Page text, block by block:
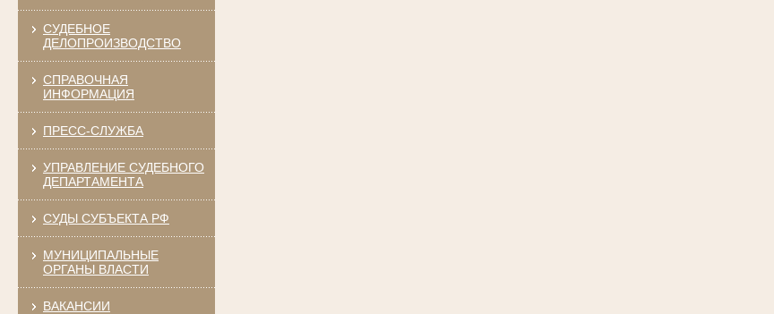
СУДЕБНОЕ
ДЕЛОПРОИЗВОДСТВО
СПРАВОЧНАЯ
ИНФОРМАЦИЯ
ПРЕСС-СЛУЖБА
УПРАВЛЕНИЕ СУДЕБНОГО
ДЕПАРТАМЕНТА
СУДЫ СУБЪЕКТА РФ
МУНИЦИПАЛЬНЫЕ
ОРГАНЫ ВЛАСТИ
ВАКАНСИИ